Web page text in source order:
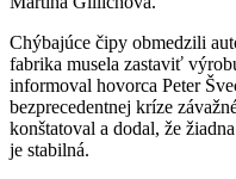
Chýbajúce čipy obmedzili
fabrika musela zastaviť
informoval hovorca Peter
bezprecedentnej kríze
konštatoval a dodal, že
je stabilná.